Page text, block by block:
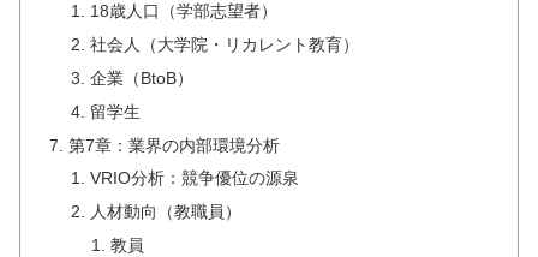
18歳人口（学部志望者）
社会人（大学院・リカレント教育）
企業（BtoB）
留学生
第7章：業界の内部環境分析
VRIO分析：競争優位の源泉
人材動向（教職員）
教員